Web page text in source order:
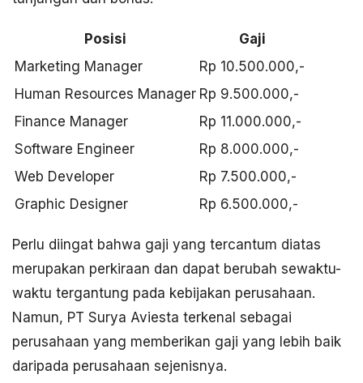
Posisi
Gaji
Marketing Manager
Rp 10.500.000,-
Human Resources Manager Rp 9.500.000,-
Finance Manager
Rp 11.000.000,-
Software Engineer
Rp 8.000.000,-
Web Developer
Rp 7.500.000,-
Graphic Designer
Rp 6.500.000,-
Perlu diingat bahwa gaji yang tercantum diatas
merupakan perkiraan dan dapat berubah sewaktu-
waktu tergantung pada kebijakan perusahaan.
Namun, PT Surya Aviesta terkenal sebagai
perusahaan yang memberikan gaji yang lebih baik
daripada perusahaan sejenisnya.